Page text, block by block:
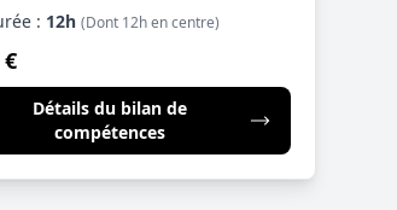
: 12h (Dont 12h en centre)
Détails du bilan de
compétences